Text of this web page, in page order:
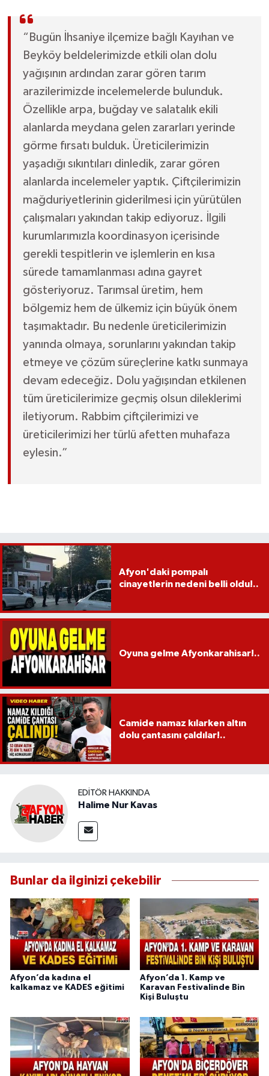
“Bugün İhsaniye ilçemize bağlı Kayıhan ve
Beyköy beldelerimizde etkili olan dolu
yağışının ardından zarar gören tarım
arazilerimizde incelemelerde bulunduk.
Özellikle arpa, buğday ve salatalık ekili
alanlarda meydana gelen zararları yerinde
görme fırsatı bulduk. Üreticilerimizin
yaşadığı sıkıntıları dinledik, zarar gören
alanlarda incelemeler yaptık. Çiftçilerimizin
mağduriyetlerinin giderilmesi için yürütülen
çalışmaları yakından takip ediyoruz. İlgili
kurumlarımızla koordinasyon içerisinde
gerekli tespitlerin ve işlemlerin en kısa
sürede tamamlanması adına gayret
gösteriyoruz. Tarımsal üretim, hem
bölgemiz hem de ülkemiz için büyük önem
taşımaktadır. Bu nedenle üreticilerimizin
yanında olmaya, sorunlarını yakından takip
etmeye ve çözüm süreçlerine katkı sunmaya
devam edeceğiz. Dolu yağışından etkilenen
tüm üreticilerimize geçmiş olsun dileklerimi
iletiyorum. Rabbim çiftçilerimizi ve
üreticilerimizi her türlü afetten muhafaza
eylesin.”
Afyon'daki pompalı
cinayetlerin nedeni belli oldu!..
Oyuna gelme Afyonkarahisar!..
Camide namaz kılarken altın
dolu çantasını çaldılar!..
EDITÖR HAKKINDA
Halime Nur Kavas
Bunlar da ilginizi çekebilir
Afyon’da kadına el
kalkamaz ve KADES eğitimi
Afyon’da 1. Kamp ve
Karavan Festivalinde Bin
Kişi Buluştu